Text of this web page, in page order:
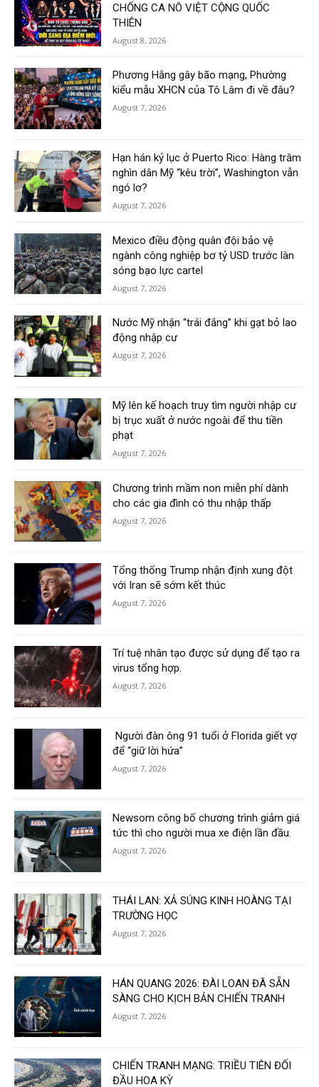
CHỐNG CA NÔ VIỆT CỘNG QUỐC
THIÊN
August 8, 2026
Phương Hằng gây bão mạng, Phường
kiểu mẫu XHCN của Tô Lâm đi về đâu?
August 7, 2026
Hạn hán kỷ lục ở Puerto Rico: Hàng trăm
nghìn dân Mỹ “kêu trời”, Washington vẫn
ngó lơ?
August 7, 2026
Mexico điều động quân đội bảo vệ
ngành công nghiệp bơ tỷ USD trước làn
sóng bạo lực cartel
August 7, 2026
Nước Mỹ nhận “trái đắng” khi gạt bỏ lao
động nhập cư
August 7, 2026
Mỹ lên kế hoạch truy tìm người nhập cư
bị trục xuất ở nước ngoài để thu tiền
phạt
August 7, 2026
Chương trình mầm non miễn phí dành
cho các gia đình có thu nhập thấp
August 7, 2026
Tổng thống Trump nhận định xung đột
với Iran sẽ sớm kết thúc
August 7, 2026
Trí tuệ nhân tạo được sử dụng để tạo ra
virus tổng hợp.
August 7, 2026
Người đàn ông 91 tuổi ở Florida giết vợ
để “giữ lời hứa”
August 7, 2026
Newsom công bố chương trình giảm giá
tức thì cho người mua xe điện lần đầu.
August 7, 2026
THÁI LAN: XẢ SÚNG KINH HOÀNG TẠI
TRƯỜNG HỌC
August 7, 2026
HÁN QUANG 2026: ĐÀI LOAN ĐÃ SẴN
SÀNG CHO KỊCH BẢN CHIẾN TRANH
August 7, 2026
CHIẾN TRANH MẠNG: TRIỀU TIÊN ĐỐI
ĐẦU HOA KỲ